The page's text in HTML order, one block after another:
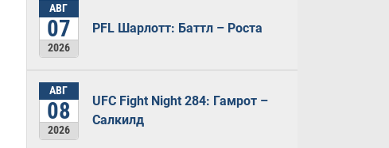
АВГ
07
2026
PFL Шарлотт: Баттл – Роста
АВГ
08
2026
UFC Fight Night 284: Гамрот –
Салкилд